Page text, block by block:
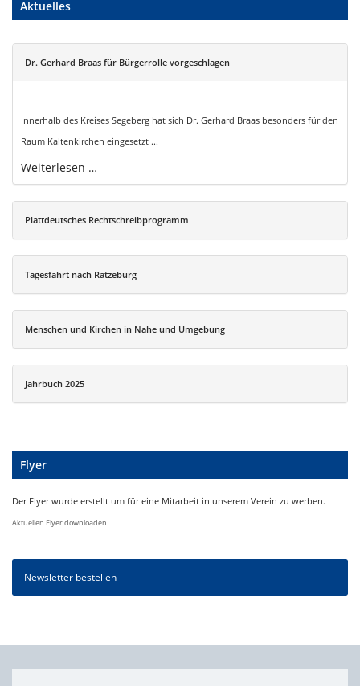
Aktuelles
Dr. Gerhard Braas für Bürgerrolle vorgeschlagen
Innerhalb des Kreises Segeberg hat sich Dr. Gerhard Braas besonders für den
Raum Kaltenkirchen eingesetzt ...
Weiterlesen …
Plattdeutsches Rechtschreibprogramm
Tagesfahrt nach Ratzeburg
Menschen und Kirchen in Nahe und Umgebung
Jahrbuch 2025
Flyer
Der Flyer wurde erstellt um für eine Mitarbeit in unserem Verein zu werben.
Aktuellen Flyer downloaden
Newsletter bestellen